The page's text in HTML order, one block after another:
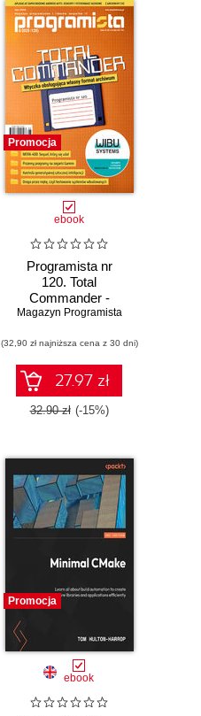
Promocja
ebook
Programista nr
120. Total
Commander -
wtyczka
własny format
archiwum
Magazyn Programista
(32,90 zł najniższa cena z 30 dni)
27.97 zł
32.90 zł (-15%)
Promocja
ebook